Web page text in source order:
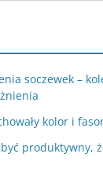
soczewek –
kolor i
produktywny,